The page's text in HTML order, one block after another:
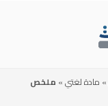
» مادة لغتي» ملخص